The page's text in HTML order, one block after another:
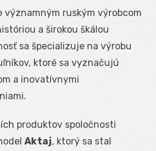
významným ruským výrobcom
a širokou škálou
sa špecializuje na výrobu
ktoré sa vyznačujú
a inovatívnymi
produktov spoločnosti
Aktaj, ktorý sa stal